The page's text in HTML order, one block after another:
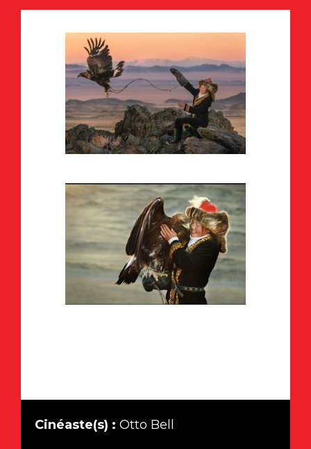
Cinéaste(s) : Otto Bell